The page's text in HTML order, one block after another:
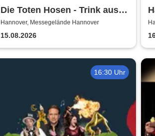
Die Toten Hosen - Trink aus!
Wir müssen gehen - Tour
2026
Hannover, Messegelände Hannover
15.08.2026
16:30 Uhr